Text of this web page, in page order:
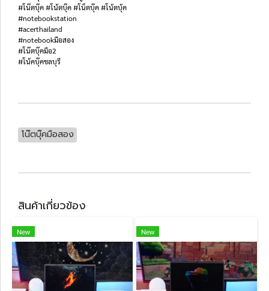
#โน๊ตบุ๊ค #โน้ตบุ๊ค #โน็ตบุ๊ค #โน้ตบุ้ค
#notebookstation
#acerthailand
#notebookมือสอง
#โน๊ตบุ๊คมือ2
#โน้คบุ๊คชลบุรี
โน๊ตบุ๊คมือสอง
สินค้าเกี่ยวข้อง
New New